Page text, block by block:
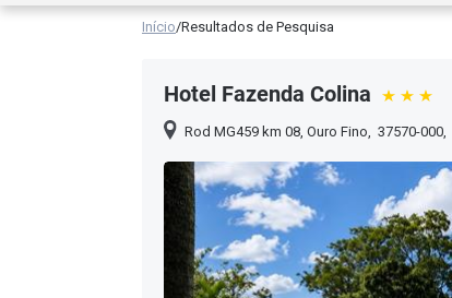
Início/Resultados de Pesquisa
Hotel Fazenda Colina
Rod MG459 km 08,Ouro Fino, 37570-000,